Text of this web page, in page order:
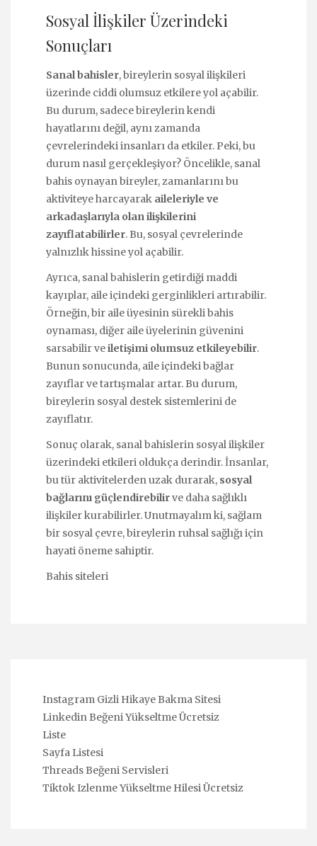
Sosyal İlişkiler Üzerindeki
Sonuçları
Sanal bahisler, bireylerin sosyal ilişkileri
üzerinde ciddi olumsuz etkilere yol açabilir.
Bu durum, sadece bireylerin kendi
hayatlarını değil, aynı zamanda
çevrelerindeki insanları da etkiler. Peki, bu
durum nasıl gerçekleşiyor? Öncelikle, sanal
bahis oynayan bireyler, zamanlarını bu
aktiviteye harcayarak aileleriyle ve
arkadaşlarıyla olan ilişkilerini
zayıflatabilirler. Bu, sosyal çevrelerinde
yalnızlık hissine yol açabilir.
Ayrıca, sanal bahislerin getirdiği maddi
kayıplar, aile içindeki gerginlikleri artırabilir.
Örneğin, bir aile üyesinin sürekli bahis
oynaması, diğer aile üyelerinin güvenini
sarsabilir veiletişimi olumsuz etkileyebilir.
Bunun sonucunda, aile içindeki bağlar
zayıflar ve tartışmalar artar. Bu durum,
bireylerin sosyal destek sistemlerini de
zayıflatır.
Sonuç olarak, sanal bahislerin sosyal ilişkiler
üzerindeki etkileri oldukça derindir. İnsanlar,
bu tür aktivitelerden uzak durarak, sosyal
bağlarını güçlendirebilirve daha sağlıklı
ilişkiler kurabilirler. Unutmayalım ki, sağlam
bir sosyal çevre, bireylerin ruhsal sağlığı için
hayati öneme sahiptir.
Bahis siteleri
Instagram Gizli Hikaye Bakma Sitesi
Linkedin Beğeni Yükseltme Ücretsiz
Liste
Sayfa Listesi
Threads Beğeni Servisleri
Tiktok Izlenme Yükseltme Hilesi Ücretsiz